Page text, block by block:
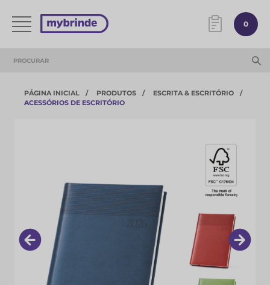
0
PÁGINA INICIAL PRODUTOS
ESCRITA & ESCRITÓRIO
ACESSÓRIOS DE ESCRITÓRIO